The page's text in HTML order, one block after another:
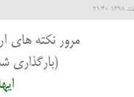
مرور نکته های
(بارگذاری شده در